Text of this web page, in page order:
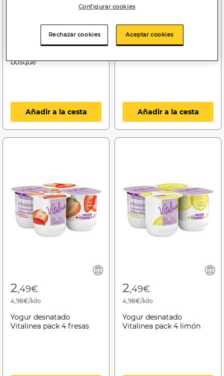
4,98€/kilo
Yogur desnatado
bosque
Añadir a la cesta
2
5,19€/kilo
Yogur desnatado
Añadir a la cesta
2,49€
4,98€/kilo
Yogur desnatado
Vitalinea pack 4 fresas
2,49€
4,98€/kilo
Yogur desnatado
Vitalinea pack 4 limón
Configurar cookies
Rechazar cookies Aceptar cookies